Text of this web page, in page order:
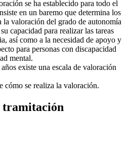
se ha establecido para todo el
en un baremo que determina los
la valoración del grado de autonomía
capacidad para realizar las tareas
así como a la necesidad de apoyo y
para personas con discapacidad
mental.
existe una escala de valoración
cómo se realiza la valoración.
tramitación